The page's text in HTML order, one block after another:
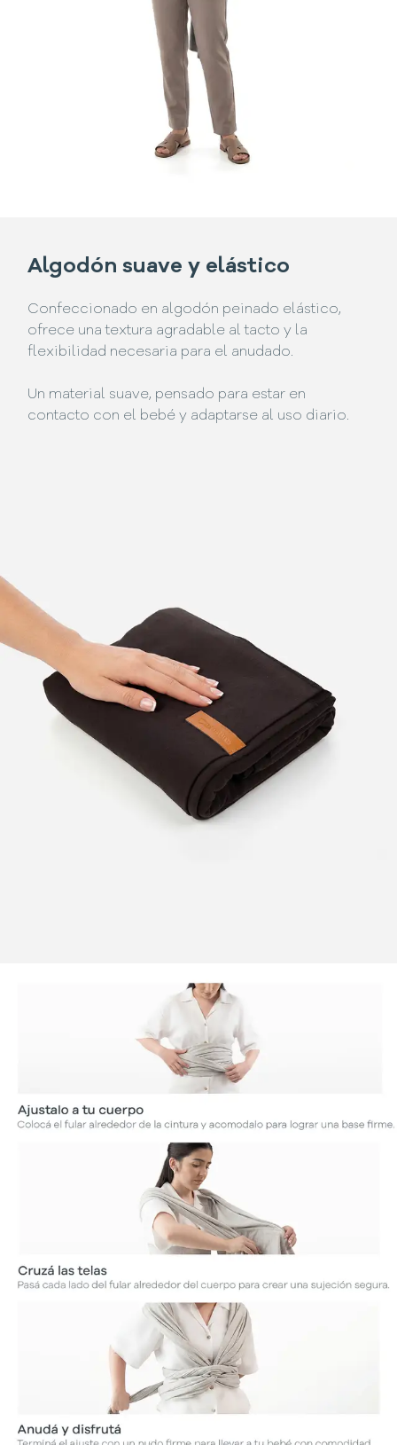
Algodón suave y elástico
Confeccionado en algodón peinado elástico,
ofrece una textura agradable al tacto y la
flexibilidad necesaria para el anudado.
Un material suave, pensado para estar en
contacto con el bebé y adaptarse al uso diario.